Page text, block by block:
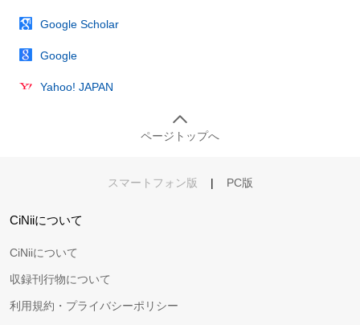
Google Scholar
Google
Yahoo! JAPAN
ページトップへ
スマートフォン版 | PC版
CiNiiについて
CiNiiについて
収録刊行物について
利用規約・プライバシーポリシー